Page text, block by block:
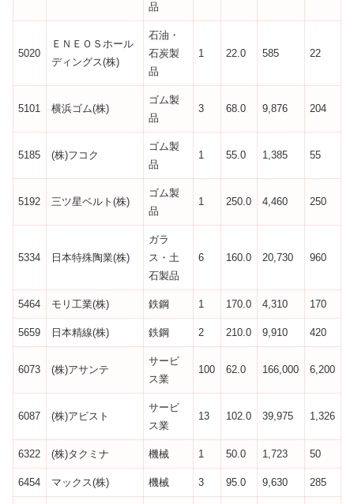
品
5020
ＥＮＥＯＳホール
ディングス(株)
石油・
石炭製
品
1 22.0 585 22
5101 横浜ゴム(株)
ゴム製
品
3 68.0 9,876 204
5185 (株)フコク
ゴム製
品
1 55.0 1,385 55
5192 三ツ星ベルト(株)
ゴム製
品
1 250.0 4,460 250
5334 日本特殊陶業(株)
ガラ
ス・土
石製品
6 160.0 20,730 960
5464 モリ工業(株) 鉄鋼 1 170.0 4,310 170
5659 日本精線(株) 鉄鋼 2 210.0 9,910 420
6073 (株)アサンテ
サービ
ス業
100 62.0 166,000 6,200
6087 (株)アビスト
サービ
ス業
13 102.0 39,975 1,326
6322 (株)タクミナ 機械 1 50.0 1,723 50
6454 マックス(株) 機械 3 95.0 9,630 285